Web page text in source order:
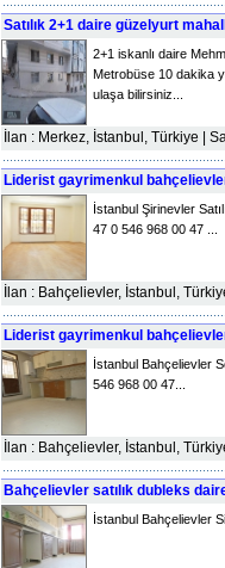
Satılık 2+1 daire güzelyurt
2+1 iskanlı daire
Metrobüse 10 dakika
ulaşa bilirsiniz...
İlan : Merkez, İstanbul, Türkiye |
Liderist gayrimenkul
İstanbul Şirinevler
47 0 546 968 00 47 ...
İlan : Bahçelievler, İstanbul,
Liderist gayrimenkul bahçelievler
İstanbul Bahçelievler
546 968 00 47...
İlan : Bahçelievler, İstanbul,
Bahçelievler satılık dubleks
İstanbul Bahçelievler